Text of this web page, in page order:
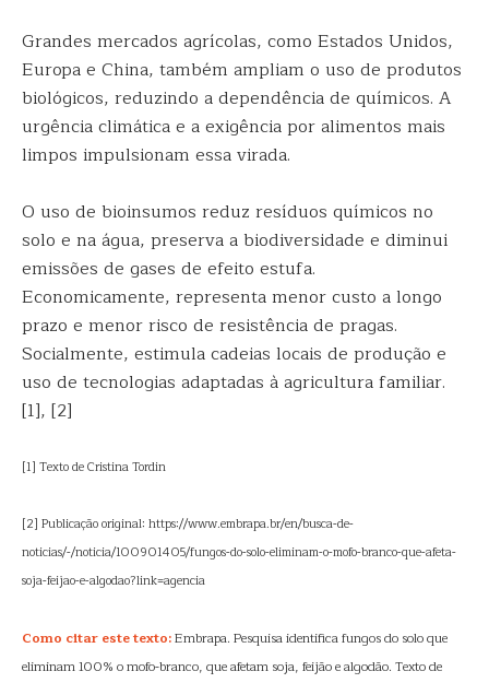
Grandes mercados agrícolas, como Estados Unidos,
Europa e China, também ampliam o uso de produtos
biológicos, reduzindo a dependência de químicos. A
urgência climática e a exigência por alimentos mais
limpos impulsionam essa virada.
O uso de bioinsumos reduz resíduos químicos no
solo e na água, preserva a biodiversidade e diminui
emissões de gases de efeito estufa.
Economicamente, representa menor custo a longo
prazo e menor risco de resistência de pragas.
Socialmente, estimula cadeias locais de produção e
uso de tecnologias adaptadas à agricultura familiar.
[1], [2]
[1] Texto de Cristina Tordin
[2] Publicação original: https://www.embrapa.br/en/busca-de-
noticias/-/noticia/100901405/fungos-do-solo-eliminam-o-mofo-branco-que-afeta-
soja-feijao-e-algodao?link=agencia
Como citar este texto:Embrapa. Pesquisa identifica fungos do solo que
eliminam 100% o mofo-branco, que afetam soja, feijão e algodão. Texto de